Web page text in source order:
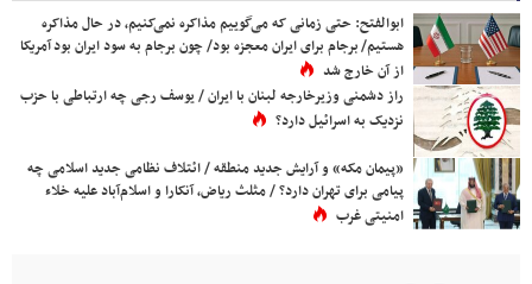
ابوالفتح: حتی زمانی که می‌گوییم مذاکره نمی‌کنیم، در حال مذاکره
هستیم/ برجام برای ایران معجزه بود/ چون برجام به سود ایران بود آمریکا
از آن خارج شد
راز دشمنی وزیرخارجه لبنان با ایران / یوسف رجی چه ارتباطی با حزب
نزدیک به اسرائیل دارد؟
«پیمان مکه» و آرایش جدید منطقه / ائتلاف نظامی جدید اسلامی چه
پیامی برای تهران دارد؟ / مثلث ریاض، آنکارا و اسلام‌آباد علیه خلاء
امنیتی غرب